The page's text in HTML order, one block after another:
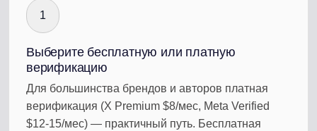
1
Выберите бесплатную или платную
верификацию
Для большинства брендов и авторов платная
верификация (X Premium $8/мес, Meta Verified
$12-15/мес) — практичный путь. Бесплатная